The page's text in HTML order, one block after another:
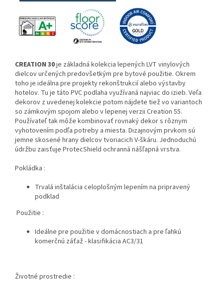
CREATION 30je základná kolekcia lepených LVT vinylových
dielcov určených predovšetkým pre bytové použitie. Okrem
toho je ideálna pre projekty rekonštrukcií alebo výstavby
hotelov. Tu je táto PVC podlaha využívaná najviac do izieb. Veľa
dekorov z uvedenej kolekcie potom nájdete tiež vo variantoch
so zámkovým spojom alebo v lepenej verzii Creation 55.
Používateľ tak môže kombinovať rovnaký dekor s rôznym
vyhotovením podľa potreby a miesta. Dizajnovým prvkom sú
jemne skosené hrany dielcov tvoriacich V-škáru. Jednoduchú
údržbu zaisťuje ProtecShield ochranná nášľapná vrstva.
Pokládka :
Trvalá inštalácia celoplošným lepením na pripravený
podklad
Použitie :
Ideálne pre použitie v domácnostiach a pre ľahkú
komerčnú záťaž - klasifikácia AC3/31
Životné prostredie :